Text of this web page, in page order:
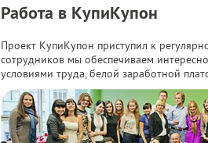
Работа в КупиКупон
Проект КупиКупон приступил к
сотрудников мы обеспечиваем
условиями труда, белой заработной